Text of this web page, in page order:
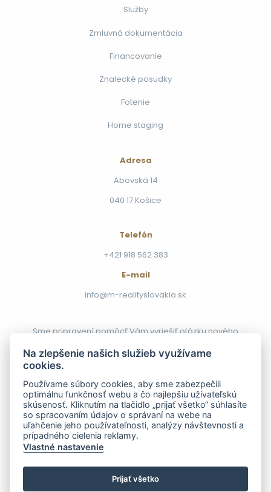
Služby
Zmluvná dokumentácia
Financovanie
Znalecké posudky
Fotenie
Home staging
Sme pripravení pomôcť Vám vyriešiť otázku nového
zabezpečiť. Stačí si len vybrať z našej ponuky, ktorú
Chcem
predať
nehnuteľnosť
Adresa
Abovská 14
040 17 Košice
Telefón
+421 918 562 383
E-mail
info@m-realityslovakia.sk
© 2021 – 2026m-RealitySlovakia
Na zlepšenie našich služieb využívame
cookies.
Používame súbory cookies, aby sme zabezpečili
optimálnu funkčnosť webu a čo najlepšiu užívateľskú
skúsenosť. Kliknutím na tlačidlo „prijať všetko“ súhlasíte
so spracovaním údajov o správaní na webe na
uľahčenie jeho používateľnosti, analýzy návštevnosti a
prípadného cielenia reklamy.
Vlastné nastavenie
Prijať všetko